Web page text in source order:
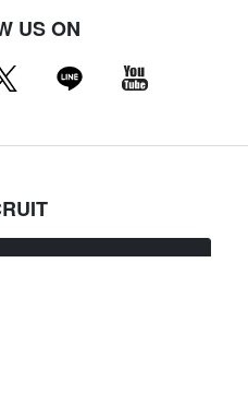
US ON